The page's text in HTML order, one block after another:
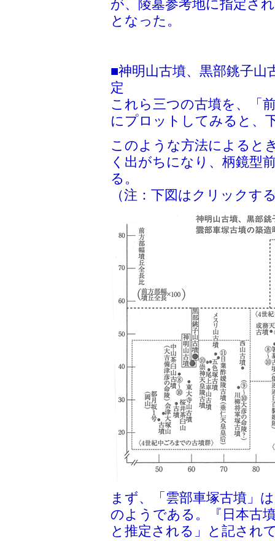
が、陵墓参考地に指定さ
となった。
■神明山古墳、黒部銚子山
定
これら三つの古墳を、「
にプロットしてみると
このような方法によると
く出がちになり、柄鏡型
る。
（注：下図はクリックす
まず、「雲部車塚古墳」
のようである。『日本古
と推定される」と記され